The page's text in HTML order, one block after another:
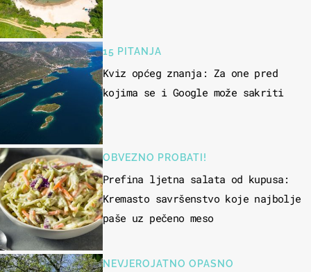
15 PITANJA
Kviz općeg znanja: Za one pred
kojima se i Google može sakriti
OBVEZNO PROBATI!
Prefina ljetna salata od kupusa:
Kremasto savršenstvo koje najbolje
paše uz pečeno meso
NEVJEROJATNO OPASNO